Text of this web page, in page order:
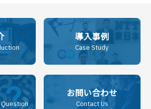
導入事例
Case Study
お問い合わせ
Contact Us